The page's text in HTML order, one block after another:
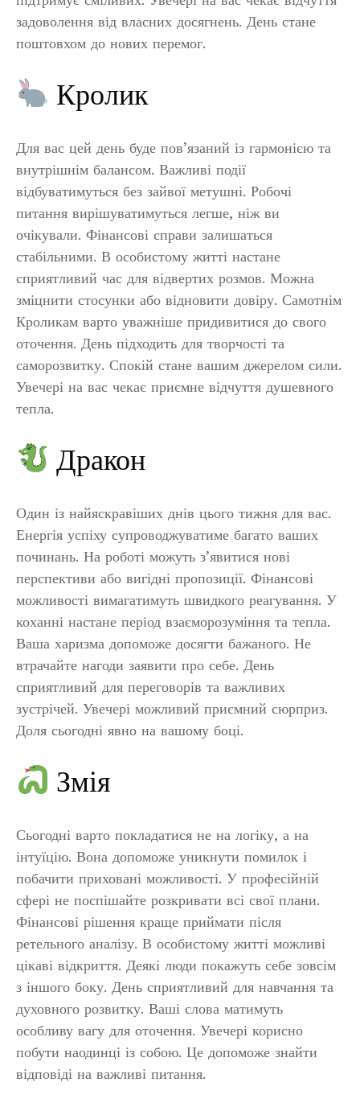
задоволення від власних досягнень. День стане
поштовхом до нових перемог.
Кролик
Для вас цей день буде пов’язаний із гармонією та
внутрішнім балансом. Важливі події
відбуватимуться без зайвої метушні. Робочі
питання вирішуватимуться легше, ніж ви
очікували. Фінансові справи залишаться
стабільними. В особистому житті настане
сприятливий час для відвертих розмов. Можна
зміцнити стосунки або відновити довіру. Самотнім
Кроликам варто уважніше придивитися до свого
оточення. День підходить для творчості та
саморозвитку. Спокій стане вашим джерелом сили.
Увечері на вас чекає приємне відчуття душевного
тепла.
Дракон
Один із найяскравіших днів цього тижня для вас.
Енергія успіху супроводжуватиме багато ваших
починань. На роботі можуть з’явитися нові
перспективи або вигідні пропозиції. Фінансові
можливості вимагатимуть швидкого реагування. У
коханні настане період взаєморозуміння та тепла.
Ваша харизма допоможе досягти бажаного. Не
втрачайте нагоди заявити про себе. День
сприятливий для переговорів та важливих
зустрічей. Увечері можливий приємний сюрприз.
Доля сьогодні явно на вашому боці.
Змія
Сьогодні варто покладатися не на логіку, а на
інтуїцію. Вона допоможе уникнути помилок і
побачити приховані можливості. У професійній
сфері не поспішайте розкривати всі свої плани.
Фінансові рішення краще приймати після
ретельного аналізу. В особистому житті можливі
цікаві відкриття. Деякі люди покажуть себе зовсім
з іншого боку. День сприятливий для навчання та
духовного розвитку. Ваші слова матимуть
особливу вагу для оточення. Увечері корисно
побути наодинці із собою. Це допоможе знайти
відповіді на важливі питання.